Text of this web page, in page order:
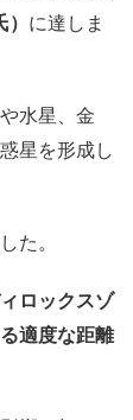
に達しま
水星、金
星を形成し
た。
ィロックスゾ
適度な距離